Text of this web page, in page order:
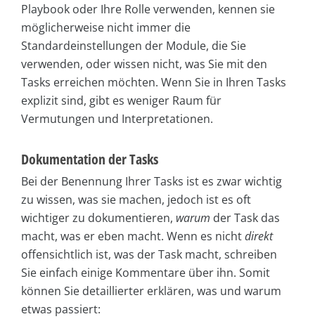
Playbook oder Ihre Rolle verwenden, kennen sie
möglicherweise nicht immer die
Standardeinstellungen der Module, die Sie
verwenden, oder wissen nicht, was Sie mit den
Tasks erreichen möchten. Wenn Sie in Ihren Tasks
explizit sind, gibt es weniger Raum für
Vermutungen und Interpretationen.
Dokumentation der Tasks
Bei der Benennung Ihrer Tasks ist es zwar wichtig
zu wissen, was sie machen, jedoch ist es oft
wichtiger zu dokumentieren, warum der Task das
macht, was er eben macht. Wenn es nichtdirekt
offensichtlich ist, was der Task macht, schreiben
Sie einfach einige Kommentare über ihn. Somit
können Sie detaillierter erklären, was und warum
etwas passiert: